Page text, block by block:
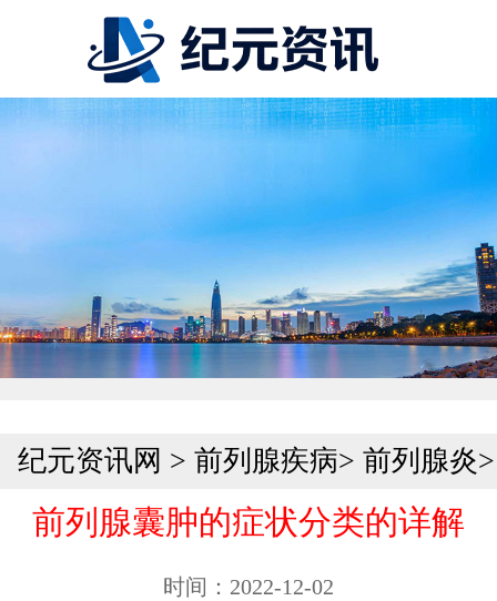
纪元资讯网 > 前列腺疾病> 前列腺炎>
前列腺囊肿的症状分类的详解
时间：2022-12-02